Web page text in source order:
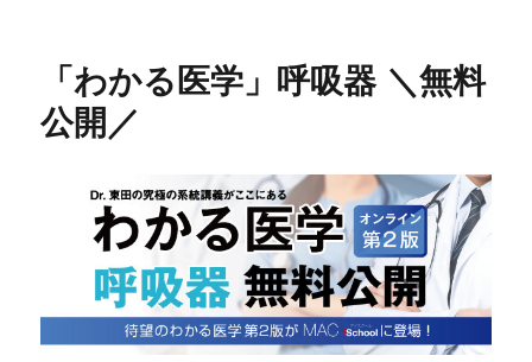
「わかる医学」呼吸器 ＼無料
公開／